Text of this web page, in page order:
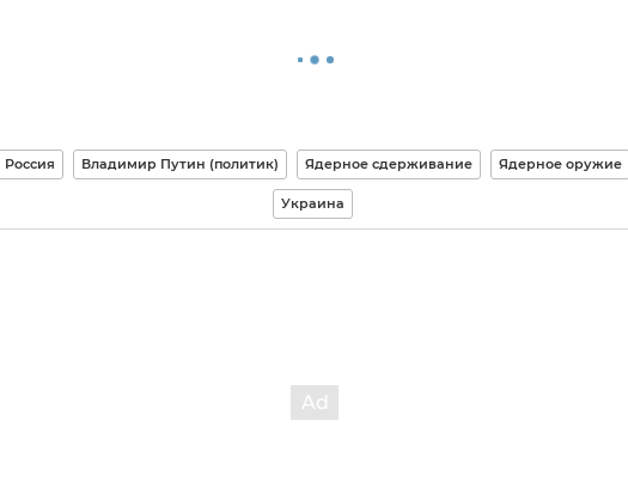
Россия Владимир Путин (политик) Ядерное сдерживание Ядерное оружие
Украина